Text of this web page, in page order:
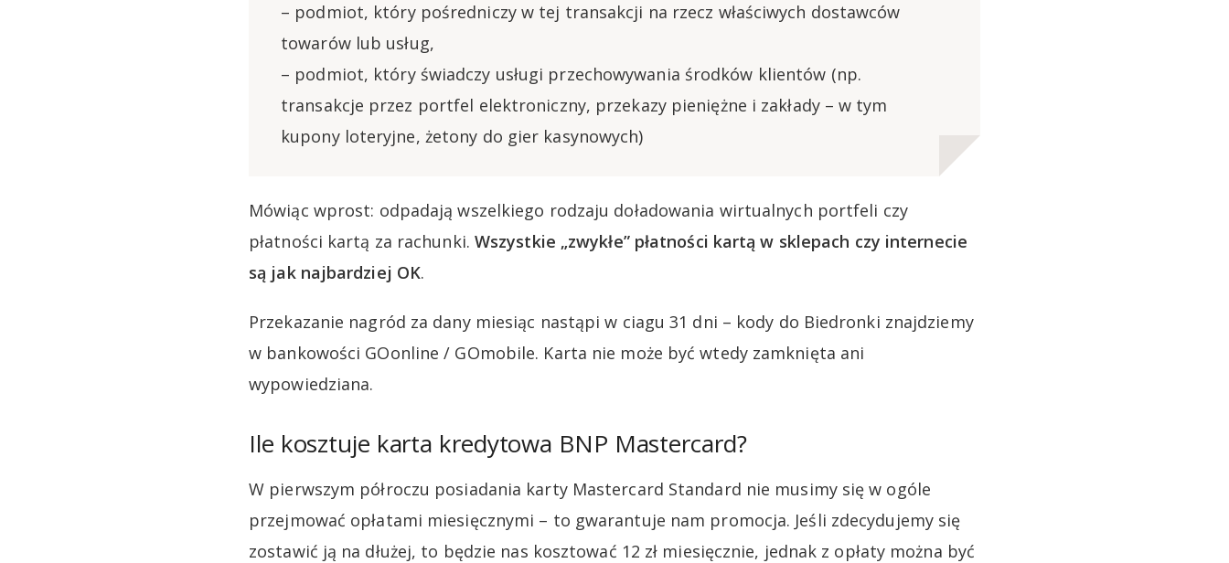
– podmiot, który pośredniczy w tej transakcji na rzecz właściwych dostawców
towarów lub usług,
– podmiot, który świadczy usługi przechowywania środków klientów (np.
transakcje przez portfel elektroniczny, przekazy pieniężne i zakłady – w tym
kupony loteryjne, żetony do gier kasynowych)
Mówiąc wprost: odpadają wszelkiego rodzaju doładowania wirtualnych portfeli czy
płatności kartą za rachunki. Wszystkie „zwykłe” płatności kartą w sklepach czy internecie
są jak najbardziej OK.
Przekazanie nagród za dany miesiąc nastąpi w ciagu 31 dni – kody do Biedronki znajdziemy
w bankowości GOonline / GOmobile. Karta nie może być wtedy zamknięta ani
wypowiedziana.
Ile kosztuje karta kredytowa BNP Mastercard?
W pierwszym półroczu posiadania karty Mastercard Standard nie musimy się w ogóle
przejmować opłatami miesięcznymi – to gwarantuje nam promocja. Jeśli zdecydujemy się
zostawić ją na dłużej, to będzie nas kosztować 12 zł miesięcznie, jednak z opłaty można być